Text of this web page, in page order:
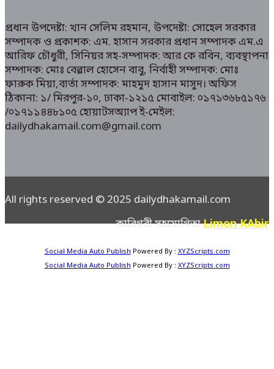
প্রধান উপদেষ্টা: খান সেলিম রহমান, উপদেষ্টা: সোহেল সরকার
সম্পাদক ও প্রকাশক: এম. হাসান সরকার প্রধান সম্পাদক এম.এ
আরিফ চৌধুরী, সিনিয়র সহ-সম্পাদক: আর কে রবিন, ব্যবস্থাপনা
সম্পাদক: মোঃ বেল্লাল হোসেন বাবু, নির্বাহী সম্পাদক: মোঃ
ফারুক মিয়া,বার্তা সম্পাদক: মাহমুদ হাসান মাসুদ। অফিস
ঠিকানা: ১/ মিরপুর-১০, ঢাকা-১২১৫ মোবাইল: ০১৭১৩৬৮৫১৭৬
/০১৭১১৪৪৮১০৫ হোয়াটসঅ্যাপ ই-মেইল:
dailydhakamail.com@gmail.com
All rights reserved © 2025 dailydhakamail.com
কারিগরী সহযোগিতাLimon KAbir
Social Media Auto Publish Powered By : XYZScripts.com
Social Media Auto Publish Powered By : XYZScripts.com